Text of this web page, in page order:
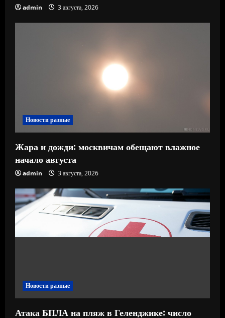
admin 3 августа, 2026
Новости разные
Жара и дожди: москвичам обещают влажное
начало августа
admin 3 августа, 2026
Новости разные
Атака БПЛА на пляж в Геленджике: число